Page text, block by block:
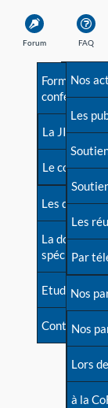
Forum FAQ
Avant
Les
Une
Cas
Une
Formations
conférences
La JIA
Le congrès
Les
La
spécialisée
Etudes
Contact
Nos
Les
Les
Par
Nos
Nos
Lors
à la